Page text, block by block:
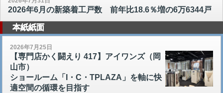
2026年6月の新築着工戸数 前年比18.6％増の6万6344戸
本紙紙面
2026年7月25日
【専門店かく闘えり 417】アイワンズ（岡
山市）
ショールーム「I・C・TPLAZA」を軸に快
適空間の循環を目指す